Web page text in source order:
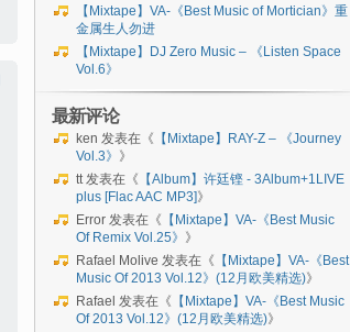
【Mixtape】VA-《Best Music of Mortician》重
金属生人勿进
【Mixtape】DJ Zero Music – 《Listen Space
Vol.6》
最新评论
ken 发表在《 【Mixtape】RAY-Z – 《Journey
Vol.3》 》
tt发表在《 【Album】许廷铿 - 3Album+1LIVE
plus [Flac AAC MP3]》
Error 发表在《 【Mixtape】VA-《Best Music
Of Remix Vol.25》 》
Rafael Molive 发表在《 【Mixtape】VA-《Best
Music Of 2013 Vol.12》(12月欧美精选)》
Rafael 发表在《 【Mixtape】VA-《Best Music
Of 2013 Vol.12》(12月欧美精选)》